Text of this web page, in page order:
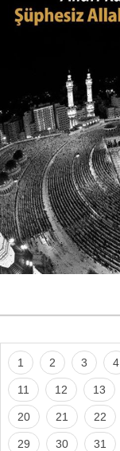
1 2 3 4
11 12 13
20 21 22
29 30 31